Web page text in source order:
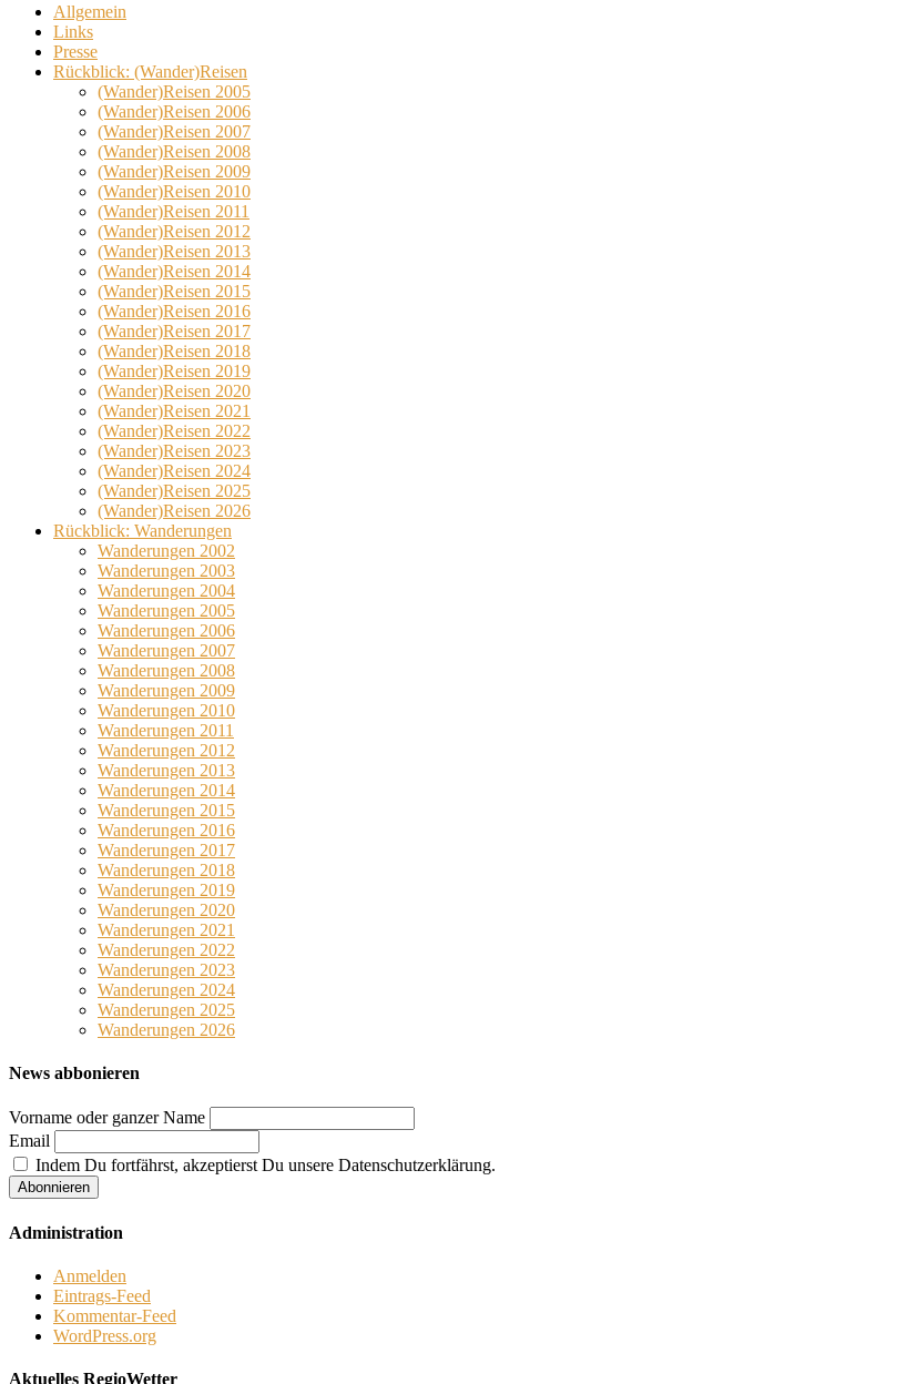
Allgemein
Links
Presse
Rückblick: (Wander)Reisen
(Wander)Reisen 2005
(Wander)Reisen 2006
(Wander)Reisen 2007
(Wander)Reisen 2008
(Wander)Reisen 2009
(Wander)Reisen 2010
(Wander)Reisen 2011
(Wander)Reisen 2012
(Wander)Reisen 2013
(Wander)Reisen 2014
(Wander)Reisen 2015
(Wander)Reisen 2016
(Wander)Reisen 2017
(Wander)Reisen 2018
(Wander)Reisen 2019
(Wander)Reisen 2020
(Wander)Reisen 2021
(Wander)Reisen 2022
(Wander)Reisen 2023
(Wander)Reisen 2024
(Wander)Reisen 2025
(Wander)Reisen 2026
Rückblick: Wanderungen
Wanderungen 2002
Wanderungen 2003
Wanderungen 2004
Wanderungen 2005
Wanderungen 2006
Wanderungen 2007
Wanderungen 2008
Wanderungen 2009
Wanderungen 2010
Wanderungen 2011
Wanderungen 2012
Wanderungen 2013
Wanderungen 2014
Wanderungen 2015
Wanderungen 2016
Wanderungen 2017
Wanderungen 2018
Wanderungen 2019
Wanderungen 2020
Wanderungen 2021
Wanderungen 2022
Wanderungen 2023
Wanderungen 2024
Wanderungen 2025
Wanderungen 2026
News abbonieren
Vorname oder ganzer Name
Email
Indem Du fortfährst, akzeptierst Du unsere Datenschutzerklärung.
Administration
Anmelden
Eintrags-Feed
Kommentar-Feed
WordPress.org
Aktuelles RegioWetter